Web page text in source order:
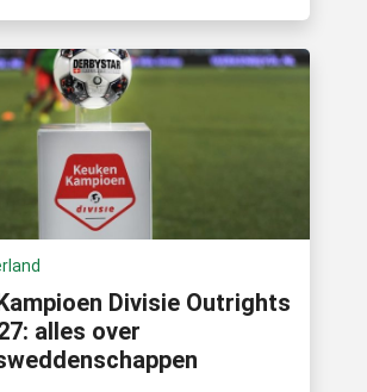
Divisie Outrights
alles over